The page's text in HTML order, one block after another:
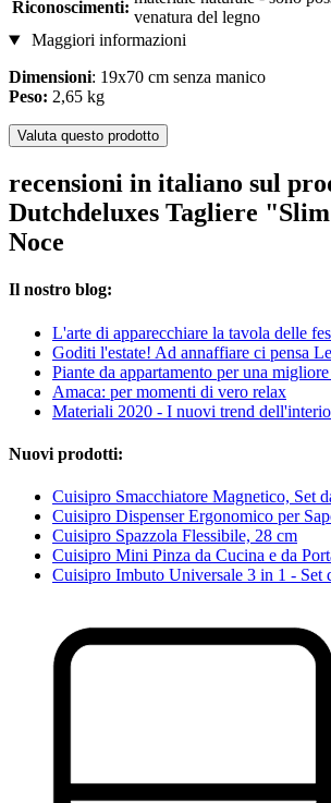
Riconoscimenti:
venatura del legno
Maggiori informazioni
Dimensioni: 19x70 cm senza manico
Peso: 2,65 kg
Valuta questo prodotto
recensioni in italiano sul
Dutchdeluxes Tagliere
Noce
Il nostro blog:
L'arte di apparecchiare la tavola delle
Goditi l'estate! Ad annaffiare ci pensa
Piante da appartamento per una
Amaca: per momenti di vero relax
Materiali 2020 - I nuovi trend
Nuovi prodotti:
Cuisipro Smacchiatore Magnetico, Set
Cuisipro Dispenser Ergonomico per
Cuisipro Spazzola Flessibile, 28 cm
Cuisipro Mini Pinza da Cucina e da
Cuisipro Imbuto Universale 3 in 1 - Set